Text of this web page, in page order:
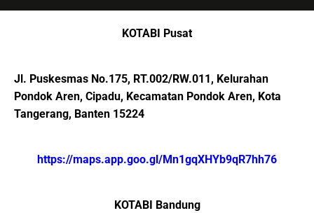
KOTABI Pusat
Jl. Puskesmas No.175, RT.002/RW.011, Kelurahan
Pondok Aren, Cipadu, Kecamatan Pondok Aren, Kota
Tangerang, Banten 15224
https://maps.app.goo.gl/Mn1gqXHYb9qR7hh76
KOTABI Bandung